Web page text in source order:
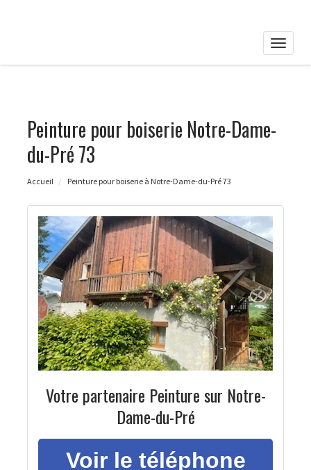
Toggle
Peinture pour boiserie Notre-Dame-
du-Pré 73
Accueil Peinture pour boiserie à Notre-Dame-du-Pré 73
Votre partenaire Peinture sur Notre-
Dame-du-Pré